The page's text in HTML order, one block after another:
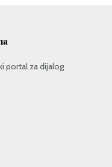
portal za dijalog